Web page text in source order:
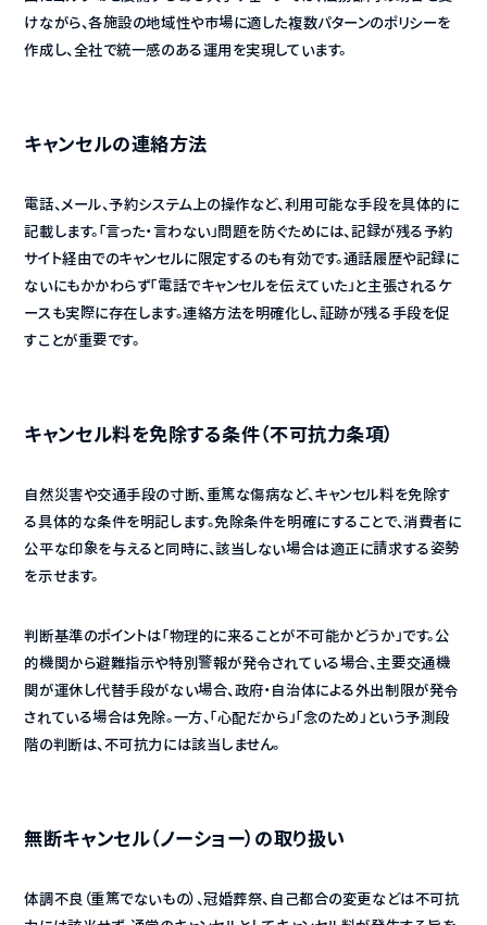
けながら、各施設の地域性や市場に適した複数パターンのポリシーを
作成し、全社で統一感のある運用を実現しています。
キャンセルの連絡方法
電話、メール、予約システム上の操作など、利用可能な手段を具体的に
記載します。「言った・言わない」問題を防ぐためには、記録が残る予約
サイト経由でのキャンセルに限定するのも有効です。通話履歴や記録に
ないにもかかわらず「電話でキャンセルを伝えていた」と主張されるケ
ースも実際に存在します。連絡方法を明確化し、証跡が残る手段を促
すことが重要です。
キャンセル料を免除する条件（不可抗力条項）
自然災害や交通手段の寸断、重篤な傷病など、キャンセル料を免除す
る具体的な条件を明記します。免除条件を明確にすることで、消費者に
公平な印象を与えると同時に、該当しない場合は適正に請求する姿勢
を示せます。
判断基準のポイントは「物理的に来ることが不可能かどうか」です。公
的機関から避難指示や特別警報が発令されている場合、主要交通機
関が運休し代替手段がない場合、政府・自治体による外出制限が発令
されている場合は免除。一方、「心配だから」「念のため」という予測段
階の判断は、不可抗力には該当しません。
無断キャンセル（ノーショー）の取り扱い
体調不良（重篤でないもの）、冠婚葬祭、自己都合の変更などは不可抗